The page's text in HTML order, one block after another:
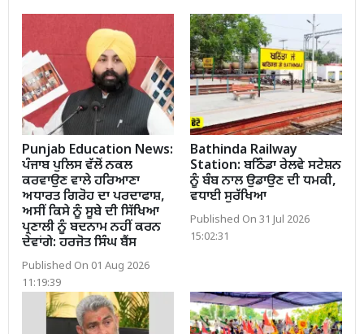
Punjab Education News:
ਪੰਜਾਬ ਪੁਲਿਸ ਵੱਲੋਂ ਨਕਲ
ਕਰਵਾਉਣ ਵਾਲੇ ਹਰਿਆਣਾ
ਅਧਾਰਤ ਗਿਰੋਹ ਦਾ ਪਰਦਾਫਾਸ਼,
ਅਸੀਂ ਕਿਸੇ ਨੂੰ ਸੂਬੇ ਦੀ ਸਿੱਖਿਆ
ਪ੍ਰਣਾਲੀ ਨੂੰ ਬਦਨਾਮ ਨਹੀਂ ਕਰਨ
ਦੇਵਾਂਗੇ: ਹਰਜੋਤ ਸਿੰਘ ਬੈਂਸ
Published On 01 Aug 2026
11:19:39
Bathinda Railway
Station: ਬਠਿੰਡਾ ਰੇਲਵੇ ਸਟੇਸ਼ਨ
ਨੂੰ ਬੰਬ ਨਾਲ ਉਡਾਉਣ ਦੀ ਧਮਕੀ,
ਵਧਾਈ ਸੁਰੱਖਿਆ
Published On 31 Jul 2026
15:02:31